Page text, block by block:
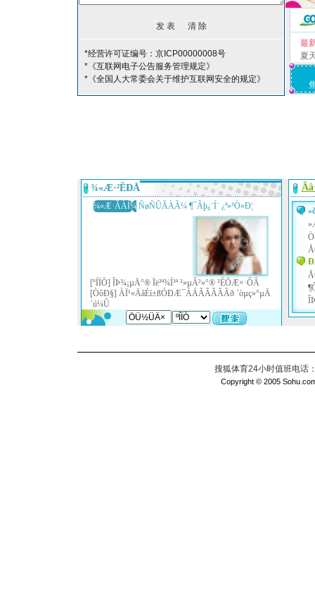
*经营许可证编号：京ICP00000008号
*《互联网电子公告服务管理规定》
*《全国人大常委会关于维护互联网安全的规定》
最
夏
搜狐体育24小时值班电话
Copyright © 2005